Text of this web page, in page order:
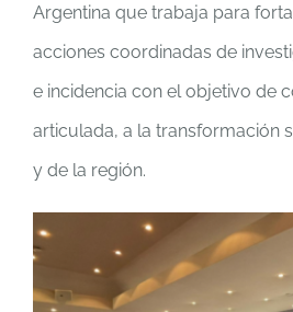
Argentina que trabaja para
acciones coordinadas de
e incidencia con el objetivo de
articulada, a la transformación
y de la región.